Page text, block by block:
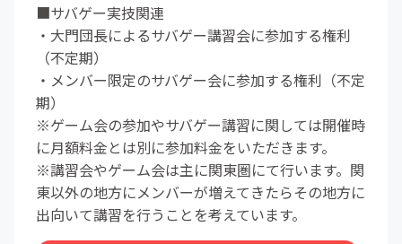
■サバゲー実技関連
・大門団長によるサバゲー講習会に参加する権利
（不定期）
・メンバー限定のサバゲー会に参加する権利（不定
期）
※ゲーム会の参加やサバゲー講習に関しては開催時
に月額料金とは別に参加料金をいただきます。
※講習会やゲーム会は主に関東圏にて行います。関
東以外の地方にメンバーが増えてきたらその地方に
出向いて講習を行うことを考えています。